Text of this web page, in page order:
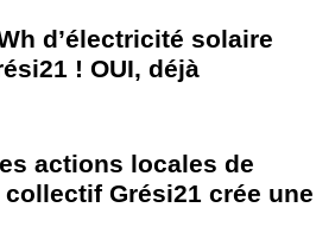
d’électricité solaire
! OUI, déjà
actions locales de
Grési21 crée une